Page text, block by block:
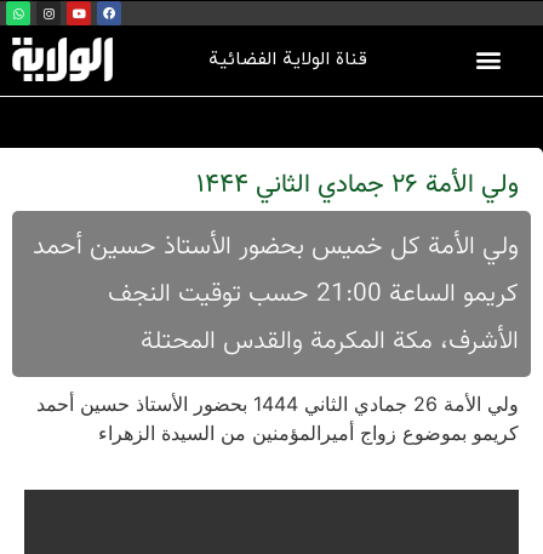
قناة الولاية الفضائية
ولي الأمة 26 جمادي الثاني‌ 1444
ولي الأمة کل خمیس بحضور الأستاذ حسین أحمد
کریمو الساعة 21:00 حسب توقیت النجف
الأشرف، مکة المکرمة والقدس المحتلة
ولي الأمة 26 جمادي الثاني‌ 1444 بحضور الأستاذ حسین أحمد
کریمو بموضوع زواج أمیرالمؤمنین من السیدة الزهراء